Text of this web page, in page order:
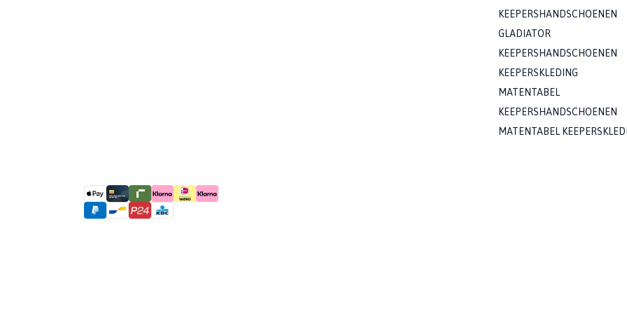
KEEPERSHANDSCHOENEN
GLADIATOR
KEEPERSHANDSCHOENEN
KEEPERSKLEDING
MATENTABEL
KEEPERSHANDSCHOENEN
MATENTABEL